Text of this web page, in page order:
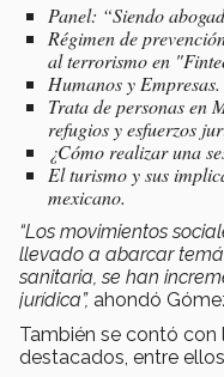
Panel: “Siendo
Régimen de
al terrorismo en
Humanos y Empresas.
Trata de personas en
refugios y esfuerzos
¿Cómo realizar una
El turismo y sus
mexicano.
“Los movimientos
llevado a abarcar
sanitaria, se han
jurídica”, ahondó
También se contó
destacados, entre